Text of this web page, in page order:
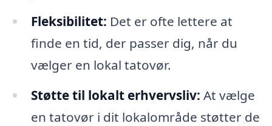
Fleksibilitet: Det er ofte lettere at
finde en tid, der passer dig, når du
vælger en lokal tatovør.
Støtte til lokalt erhvervsliv: At vælge
en tatovør i dit lokalområde støtter de